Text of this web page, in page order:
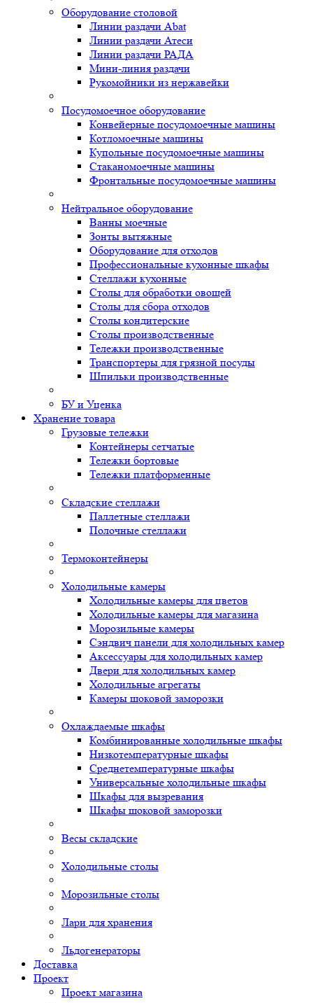
Оборудование столовой
Линии раздачи Abat
Линии раздачи Атеси
Линии раздачи РАДА
Мини-линия раздачи
Рукомойники из нержавейки
Посудомоечное оборудование
Конвейерные посудомоечные машины
Котломоечные машины
Купольные посудомоечные машины
Стаканомоечные машины
Фронтальные посудомоечные машины
Нейтральное оборудование
Ванны моечные
Зонты вытяжные
Оборудование для отходов
Профессиональные кухонные шкафы
Стеллажи кухонные
Столы для обработки овощей
Столы для сбора отходов
Столы кондитерские
Столы производственные
Тележки производственные
Транспортеры для грязной посуды
Шпильки производственные
БУ и Уценка
Хранение товара
Грузовые тележки
Контейнеры сетчатые
Тележки бортовые
Тележки платформенные
Складские стеллажи
Паллетные стеллажи
Полочные стеллажи
Термоконтейнеры
Холодильные камеры
Холодильные камеры для цветов
Холодильные камеры для магазина
Морозильные камеры
Сэндвич панели для холодильных камер
Аксессуары для холодильных камер
Двери для холодильных камер
Холодильные агрегаты
Камеры шоковой заморозки
Охлаждаемые шкафы
Комбинированные холодильные шкафы
Низкотемпературные шкафы
Среднетемпературные шкафы
Универсальные холодильные шкафы
Шкафы для вызревания
Шкафы шоковой заморозки
Весы складские
Холодильные столы
Морозильные столы
Лари для хранения
Льдогенераторы
Доставка
Проект
Проект магазина